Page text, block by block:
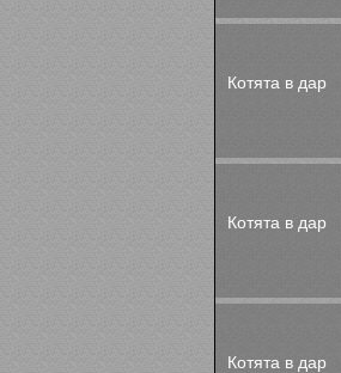
Котята в дар
Котята в дар
Котята в дар